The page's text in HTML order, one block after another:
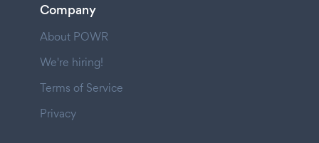
Company
About POWR
We're hiring!
Terms of Service
Privacy